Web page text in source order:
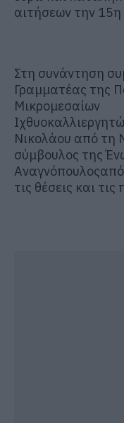
αιτήσεων την
Στη συνάντηση
Γραμματέας της
Μικρομεσαίων
Νικολάου από
σύμβουλος της
Αναγνόπουλος
τις θέσεις και